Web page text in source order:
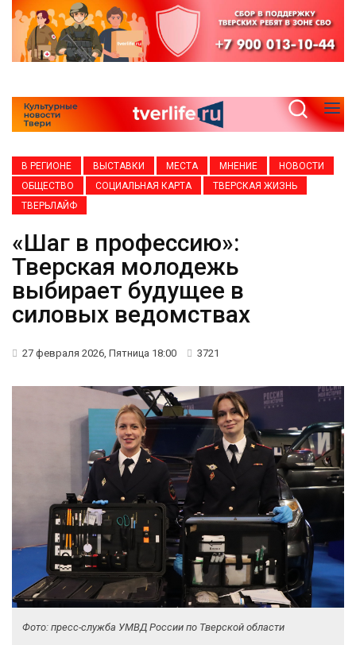
В РЕГИОНЕ ВЫСТАВКИ МЕСТА МНЕНИЕ
НОВОСТИ
ОБЩЕСТВО
СОЦИАЛЬНАЯ КАРТА
ТВЕРСКАЯ ЖИЗНЬ
ТВЕРЬЛАЙФ
«Шаг в профессию»:
Тверская молодежь
выбирает будущее в
силовых ведомствах
27 февраля 2026, Пятница 18:00 3721
Фото: пресс-служба УМВД России по Тверской области